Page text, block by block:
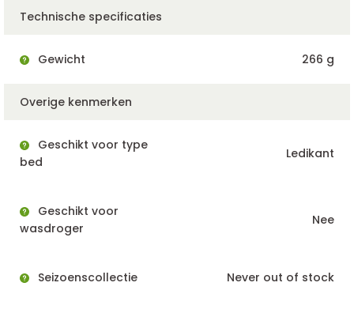
Technische specificaties
Gewicht 266 g
Overige kenmerken
Geschikt voor type
bed
Ledikant
Geschikt voor
wasdroger
Nee
Seizoenscollectie Never out of stock